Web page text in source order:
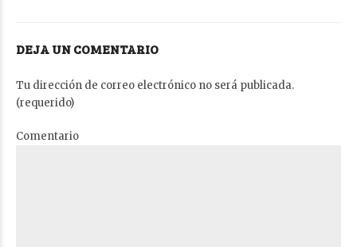
DEJA UN COMENTARIO
Tu dirección de correo electrónico no será publicada.
(requerido)
Comentario